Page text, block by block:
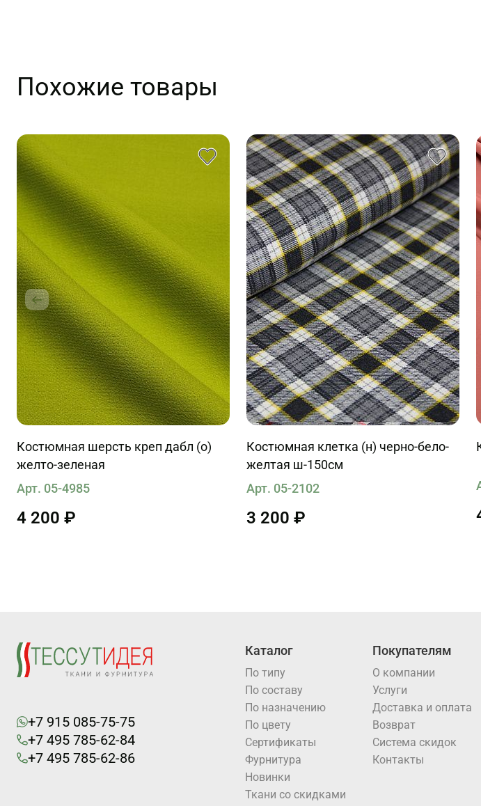
Похожие товары
Костюмная шерсть креп дабл (о)
желто-зеленая
Арт. 05-4985
4 200 ₽
Костюмная клетка (н) черно-бело-
желтая ш-150см
Арт. 05-2102
3 200 ₽
+7 915 085-75-75
+7 495 785-62-84
+7 495 785-62-86
Каталог
По типу
По составу
По назначению
По цвету
Cертификаты
Фурнитура
Новинки
Ткани со скидками
Покупателям
О компании
Услуги
Доставка и оплата
Возврат
Система скидок
Контакты